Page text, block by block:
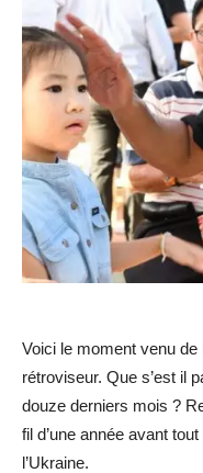
Voici le moment venu de
rétroviseur. Que s’est il
douze derniers mois ?
fil d’une année avant
l’Ukraine.